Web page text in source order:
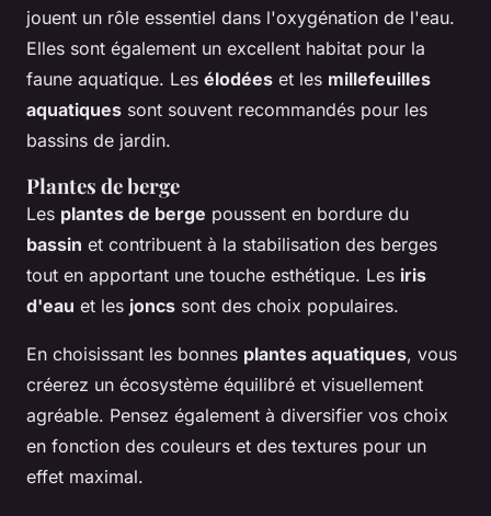
jouent un rôle essentiel dans l'oxygénation de l'eau.
Elles sont également un excellent habitat pour la
faune aquatique. Les élodées et les millefeuilles
aquatiques sont souvent recommandés pour les
bassins de jardin.
Plantes de berge
Les plantes de berge poussent en bordure du
bassin et contribuent à la stabilisation des berges
tout en apportant une touche esthétique. Les iris
d'eau et les joncs sont des choix populaires.
En choisissant les bonnes plantes aquatiques, vous
créerez un écosystème équilibré et visuellement
agréable. Pensez également à diversifier vos choix
en fonction des couleurs et des textures pour un
effet maximal.